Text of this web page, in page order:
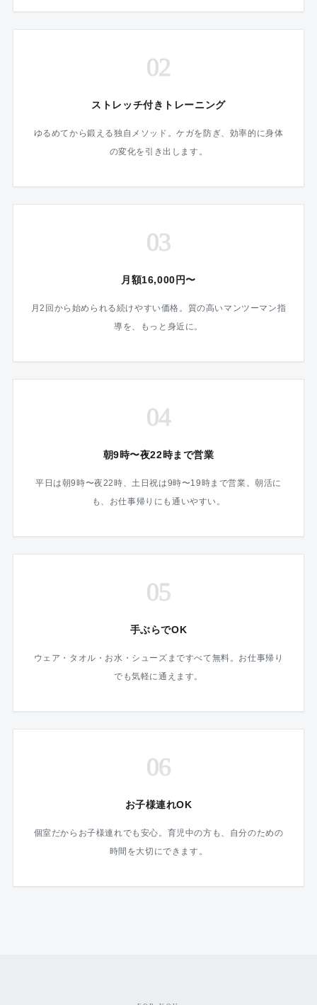
02
ストレッチ付きトレーニング
ゆるめてから鍛える独自メソッド。ケガを防ぎ、効率的に身体
の変化を引き出します。
03
月額16,000円〜
月2回から始められる続けやすい価格。質の高いマンツーマン指
導を、もっと身近に。
04
朝9時〜夜22時まで営業
平日は朝9時〜夜22時、土日祝は9時〜19時まで営業。朝活に
も、お仕事帰りにも通いやすい。
05
手ぶらでOK
ウェア・タオル・お水・シューズまですべて無料。お仕事帰り
でも気軽に通えます。
06
お子様連れOK
個室だからお子様連れでも安心。育児中の方も、自分のための
時間を大切にできます。